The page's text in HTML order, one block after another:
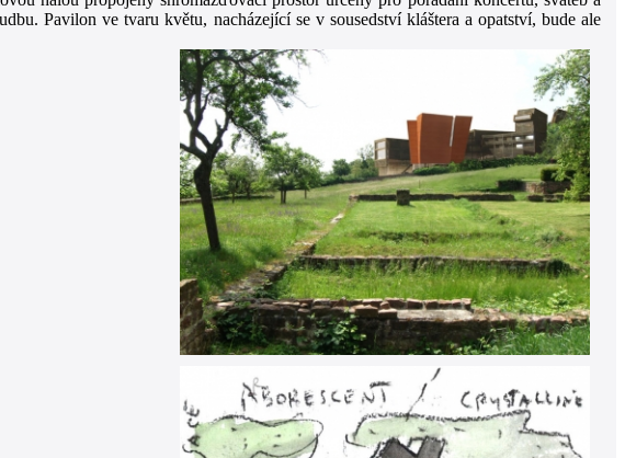
Pavilon ve tvaru květu, nacházející se v sousedství kláštera a opatství, bude ale